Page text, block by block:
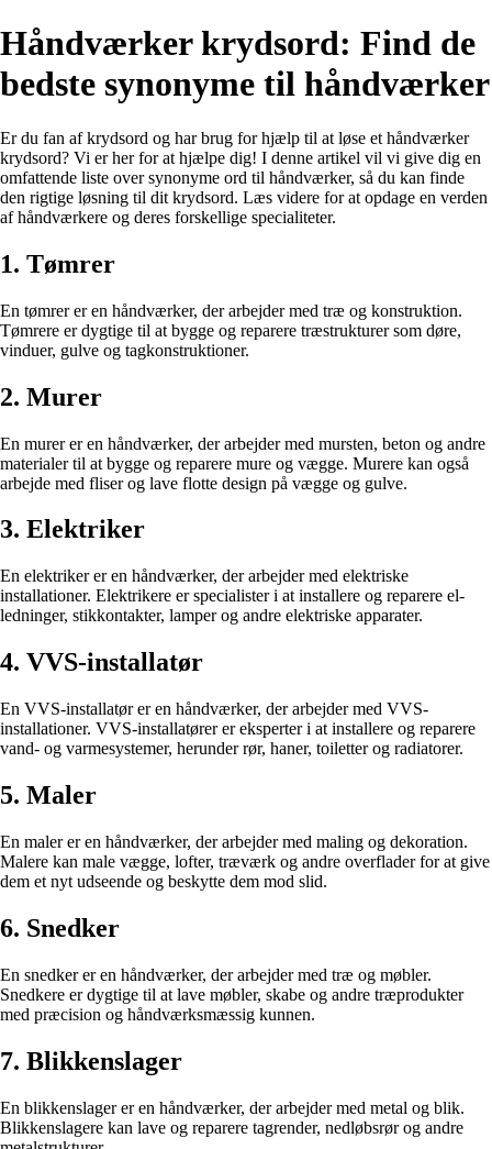
Håndværker krydsord: Find de
bedste synonyme til håndværker
Er du fan af krydsord og har brug for hjælp til at løse et håndværker
krydsord? Vi er her for at hjælpe dig! I denne artikel vil vi give dig en
omfattende liste over synonyme ord til håndværker, så du kan finde
den rigtige løsning til dit krydsord. Læs videre for at opdage en verden
af håndværkere og deres forskellige specialiteter.
1. Tømrer
En tømrer er en håndværker, der arbejder med træ og konstruktion.
Tømrere er dygtige til at bygge og reparere træstrukturer som døre,
vinduer, gulve og tagkonstruktioner.
2. Murer
En murer er en håndværker, der arbejder med mursten, beton og andre
materialer til at bygge og reparere mure og vægge. Murere kan også
arbejde med fliser og lave flotte design på vægge og gulve.
3. Elektriker
En elektriker er en håndværker, der arbejder med elektriske
installationer. Elektrikere er specialister i at installere og reparere el-
ledninger, stikkontakter, lamper og andre elektriske apparater.
4. VVS-installatør
En VVS-installatør er en håndværker, der arbejder med VVS-
installationer. VVS-installatører er eksperter i at installere og reparere
vand- og varmesystemer, herunder rør, haner, toiletter og radiatorer.
5. Maler
En maler er en håndværker, der arbejder med maling og dekoration.
Malere kan male vægge, lofter, træværk og andre overflader for at give
dem et nyt udseende og beskytte dem mod slid.
6. Snedker
En snedker er en håndværker, der arbejder med træ og møbler.
Snedkere er dygtige til at lave møbler, skabe og andre træprodukter
med præcision og håndværksmæssig kunnen.
7. Blikkenslager
En blikkenslager er en håndværker, der arbejder med metal og blik.
Blikkenslagere kan lave og reparere tagrender, nedløbsrør og andre